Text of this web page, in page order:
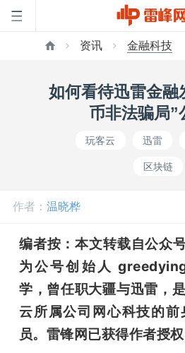
公
开
资讯 金融科技
如何看待迅雷金融
币非法骗局”
玩客云 迅雷
区块链
作者： 温晓桦
编者按：本文转载自公众
为公号创始人
学，曾任职大疆与迅雷，
云所属公司网心科技的
员。雷锋网已获得作者授权